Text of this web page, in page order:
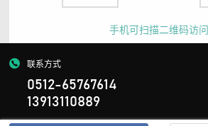
手机可扫描二维码访问
联系方式
0512-65767614
13913110889